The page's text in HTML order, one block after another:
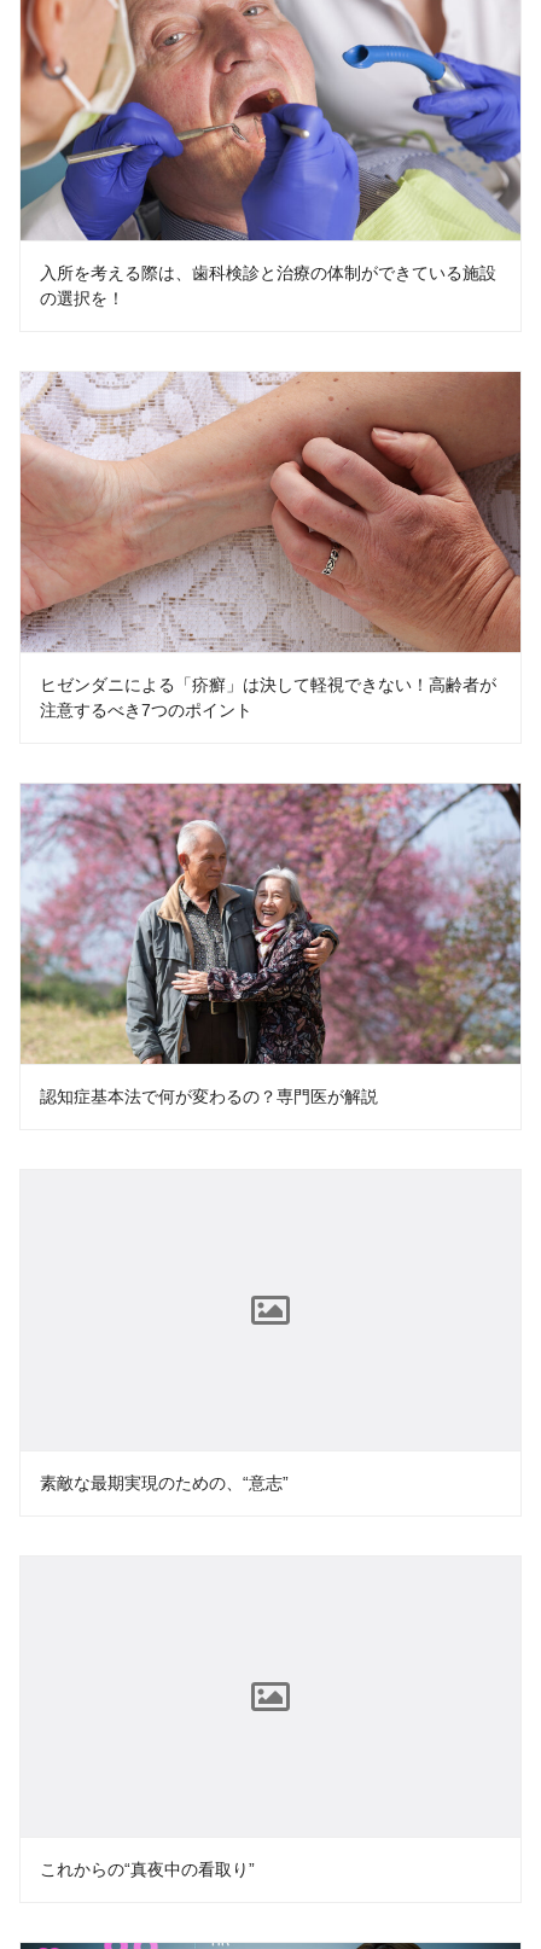
入所を考える際は、歯科検診と治療の体制ができている施設
の選択を！
ヒゼンダニによる「疥癬」は決して軽視できない！高齢者が
注意するべき7つのポイント
認知症基本法で何が変わるの？専門医が解説
素敵な最期実現のための、“意志”
これからの“真夜中の看取り”